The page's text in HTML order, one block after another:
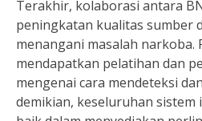
Terakhir, kolaborasi antara
peningkatan kualitas sumber
menangani masalah narkoba.
mendapatkan pelatihan dan
mengenai cara mendeteksi
demikian, keseluruhan sistem